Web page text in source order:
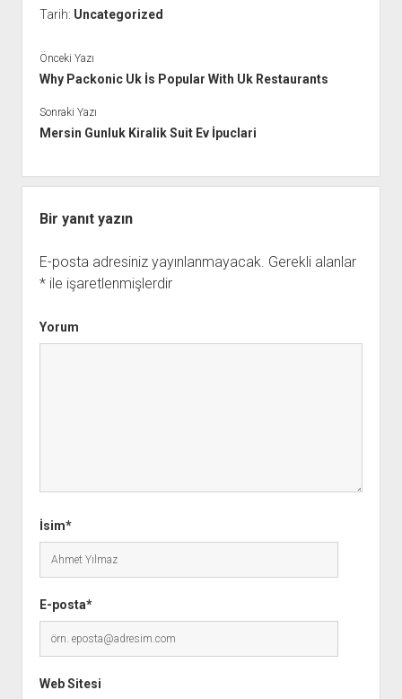
Tarih: Uncategorized
Önceki Yazı
Why Packonic Uk İs Popular With Uk Restaurants
Sonraki Yazı
Mersin Gunluk Kiralik Suit Ev İpuclari
Bir yanıt yazın
E-posta adresiniz yayınlanmayacak. Gerekli alanlar
*ile işaretlenmişlerdir
Yorum
İsim*
E-posta*
Web Sitesi